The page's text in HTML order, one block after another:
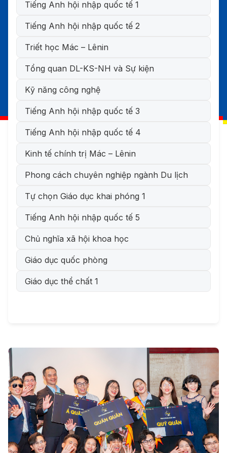
Tiếng Anh hội nhập quốc tế 1
Tiếng Anh hội nhập quốc tế 2
Triết học Mác – Lênin
Tổng quan DL-KS-NH và Sự kiện
Kỹ năng công nghệ
Tiếng Anh hội nhập quốc tế 3
Tiếng Anh hội nhập quốc tế 4
Kinh tế chính trị Mác – Lênin
Phong cách chuyên nghiệp ngành Du lịch
Tự chọn Giáo dục khai phóng 1
Tiếng Anh hội nhập quốc tế 5
Chủ nghĩa xã hội khoa học
Giáo dục quốc phòng
Giáo dục thể chất 1